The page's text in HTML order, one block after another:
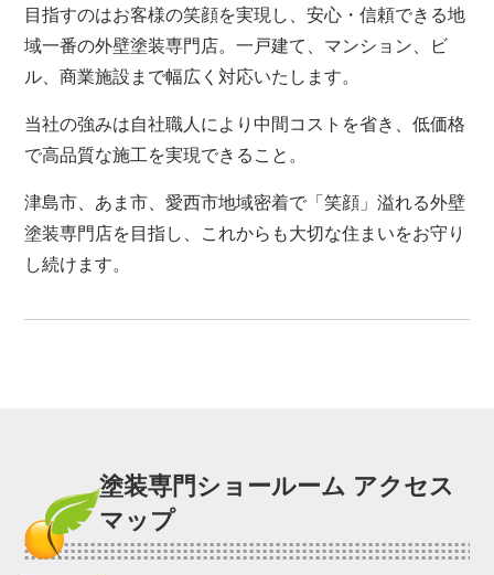
目指すのはお客様の笑顔を実現し、安心・信頼できる地
域一番の外壁塗装専門店。一戸建て、マンション、ビ
ル、商業施設まで幅広く対応いたします。
当社の強みは自社職人により中間コストを省き、低価格
で高品質な施工を実現できること。
津島市、あま市、愛西市地域密着で「笑顔」溢れる外壁
塗装専門店を目指し、これからも大切な住まいをお守り
し続けます。
塗装専門ショールーム アクセス
マップ